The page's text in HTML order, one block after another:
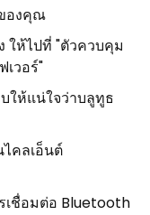
องคุณ
ห้ไปที่ "ตัวควบคุม
เวอร์"
ให้แน่ใจว่าบลูทูธ
คลเอ็นต์
เชื่อมต่อ Bluetooth